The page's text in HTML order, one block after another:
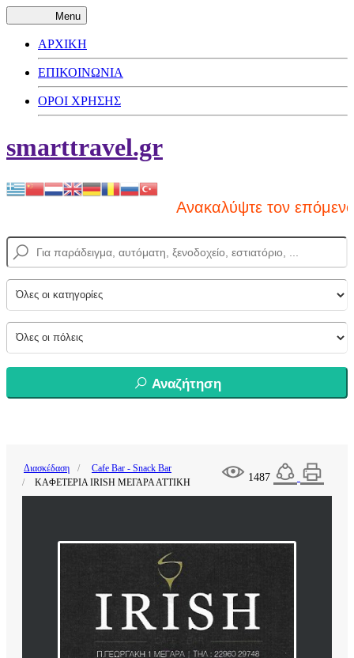
Menu
ΑΡΧΙΚΗ
ΕΠΙΚΟΙΝΩΝΙΑ
ΟΡΟΙ ΧΡΗΣΗΣ
smarttravel.gr
Ανακαλύψτε τον
Αναζήτηση
1487
Διασκέδαση
Cafe Bar - Snack Bar
ΚΑΦΕΤΕΡΙΑ IRISH ΜΕΓΑΡΑ ΑΤΤΙΚΗ